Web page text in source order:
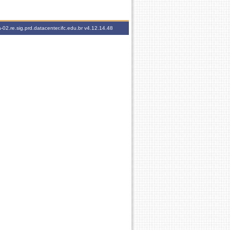
02.re.sig.prd.datacenter.ifc.edu.brv4.12.14.48